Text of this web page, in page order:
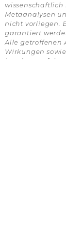
Metaanalysen
nicht vorliegen.
garantiert
Alle getroffenen
Wirkungen
beruhen auf